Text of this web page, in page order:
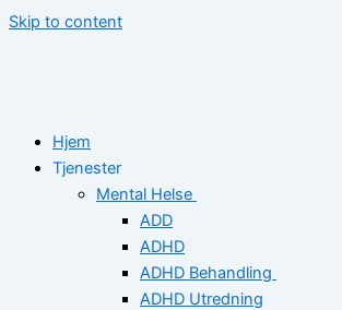
Skip to content
Hjem
Tjenester
Mental Helse
ADD
ADHD
ADHD Behandling
ADHD Utredning